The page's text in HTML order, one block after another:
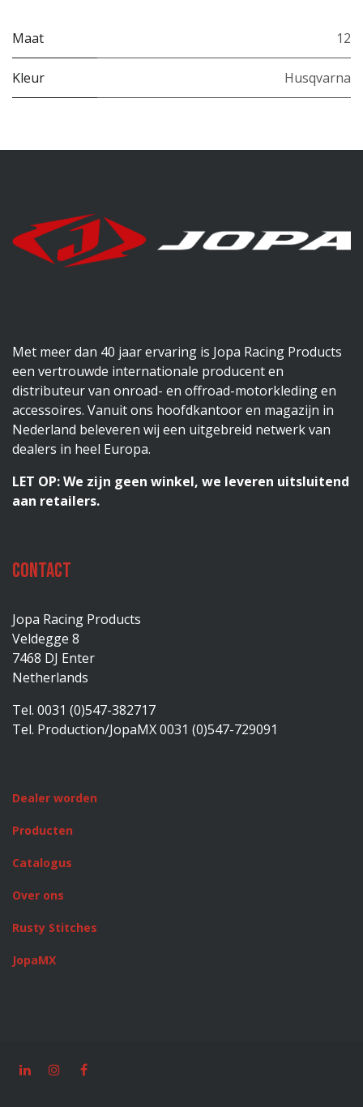
Maat 12
Kleur Husqvarna
Met meer dan 40 jaar ervaring is Jopa Racing Products
een vertrouwde internationale producent en
distributeur van onroad- en offroad-motorkleding en
accessoires. Vanuit ons hoofdkantoor en magazijn in
Nederland beleveren wij een uitgebreid netwerk van
dealers in heel Europa.
LET OP: We zijn geen winkel, we leveren uitsluitend
aan retailers.
Contact
Jopa Racing Products
Veldegge 8
7468 DJ Enter
Netherlands
Tel. 0031 (0)547-382717
Tel. Production/JopaMX 0031 (0)547-729091
Dealer worden
Producten
Catalogus
Over ons
Rusty Stitches
JopaMX